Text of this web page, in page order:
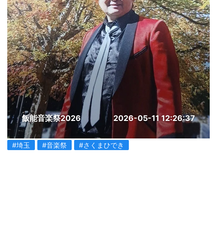
飯能音楽祭2026 2026-05-11 12:26:37
#埼玉 #音楽祭 #さくまひでき